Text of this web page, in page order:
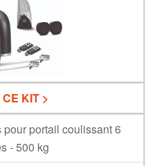
CE KIT >
portail coulissant 6
- 500 kg